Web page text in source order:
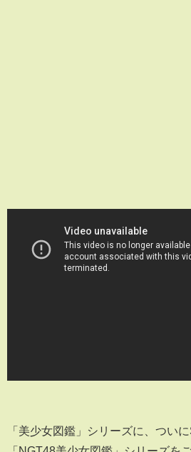
「美少女図鑑」シリーズに、つい